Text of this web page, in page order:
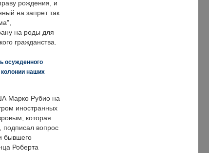
рождения, и
на запрет так
на роды для
гражданства.
осужденного
наших
Марко Рубио на
иностранных
которая
вопрос
бывшего
Роберта